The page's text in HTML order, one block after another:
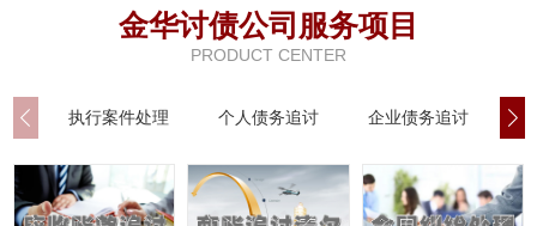
金华讨债公司服务项目
PRODUCT CENTER
执行案件处理 个人债务追讨 企业债务追讨